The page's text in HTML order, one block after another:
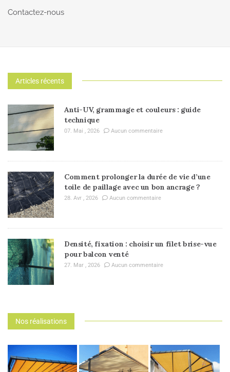
Contactez-nous
Articles récents
Anti-UV, grammage et couleurs : guide
technique
07. Mai , 2026 Aucun commentaire
Comment prolonger la durée de vie d’une
toile de paillage avec un bon ancrage ?
28. Avr , 2026 Aucun commentaire
Densité, fixation : choisir un filet brise-vue
pour balcon venté
27. Mar , 2026 Aucun commentaire
Nos réalisations